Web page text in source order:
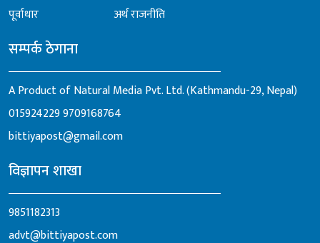
पूर्वाधार
अर्थ राजनीति
सम्पर्क ठेगाना
A Product of Natural Media Pvt. Ltd. (Kathmandu-29, Nepal)
0159242299709168764
bittiyapost@gmail.com
विज्ञापन शाखा
9851182313
advt@bittiyapost.com